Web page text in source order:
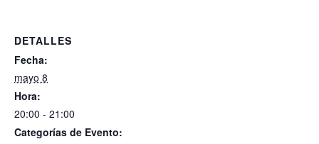
DETALLES
Fecha:
mayo 8
Hora:
20:00 - 21:00
Categorías de Evento: